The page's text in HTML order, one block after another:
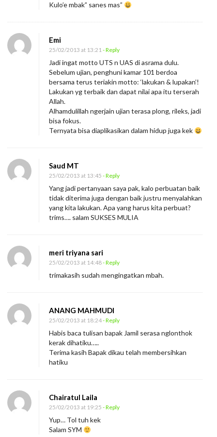
Kulo’e mbak” sanes mas”
Emi
25/02/2013 at 13:21- Reply
Jadi ingat motto UTS n UAS di asrama dulu.
Sebelum ujian, penghuni kamar 101 berdoa
bersama terus teriakin motto: ‘lakukan & lupakan’!
Lakukan yg terbaik dan dapat nilai apa itu terserah
Allah.
Alhamdulillah ngerjain ujian terasa plong, rileks, jadi
bisa fokus.
Ternyata bisa diaplikasikan dalam hidup juga kek
Saud MT
25/02/2013 at 13:45 - Reply
Yang jadi pertanyaan saya pak, kalo perbuatan baik
tidak diterima juga dengan baik justru menyalahkan
yang kita lakukan. Apa yang harus kita perbuat?
trims…. salam SUKSES MULIA
meri triyana sari
25/02/2013 at 14:48- Reply
trimakasih sudah mengingatkan mbah.
ANANG MAHMUDI
25/02/2013 at 18:24- Reply
Habis baca tulisan bapak Jamil serasa nglonthok
kerak dihatiku…..
Terima kasih Bapak dikau telah membersihkan
hatiku
Chairatul Laila
25/02/2013 at 19:25 - Reply
Yup… Tol tuh kek
Salam SYM